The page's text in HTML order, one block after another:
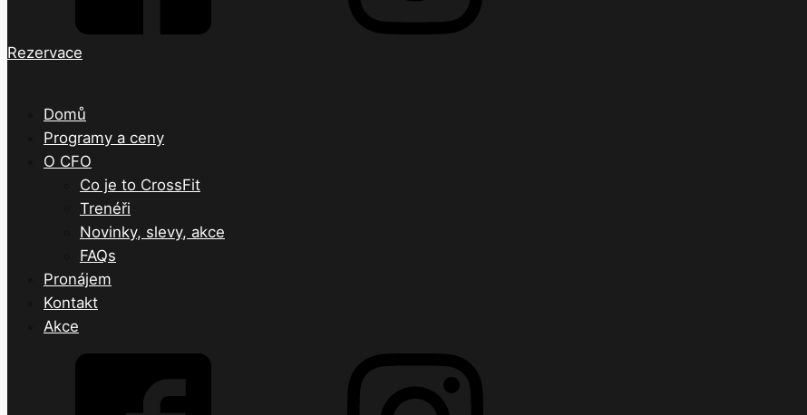
Rezervace
Domů
Programy a ceny
O CFO
Co je to CrossFit
Trenéři
Novinky, slevy, akce
FAQs
Pronájem
Kontakt
Akce